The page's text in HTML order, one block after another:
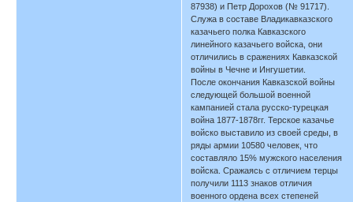
87938) и Петр Дорохов (№ 91717).
Служа в составе Владикавказского
казачьего полка Кавказского
линейного казачьего войска, они
отличились в сражениях Кавказской
войны в Чечне и Ингушетии.
После окончания Кавказской войны
следующей большой военной
кампанией стала русско-турецкая
война 1877-1878гг. Терское казачье
войско выставило из своей среды, в
ряды армии 10580 человек, что
составляло 15% мужского населения
войска. Сражаясь с отличием терцы
получили 1113 знаков отличия
военного ордена всех степеней